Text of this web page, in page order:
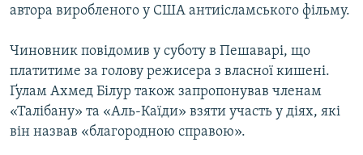
ДОЛУЧАЙСЯ!
Усі сайти RFE/RL
автора виробленого у США антиісламського фільму.
Чиновник повідомив у суботу в Пешаварі, що
платитиме за голову режисера з власної кишені.
Ґулам Ахмед Білур також запропонував членам
«Талібану» та «Аль-Каїди» взяти участь у діях, які
він назвав «благородною справою».